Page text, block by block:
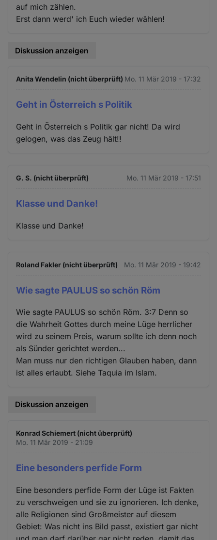
auf mich zählen.
Erst dann werd' ich Euch wieder wählen!
Diskussion anzeigen
Anita Wendelin (nicht überprüft) Mo. 11 Mär 2019 - 17:32
Geht in Österreich s Politik
Geht in Österreich s Politik gar nicht! Da wird
gelogen, was das Zeug hält!!
G. S. (nicht überprüft) Mo. 11 Mär 2019 - 17:51
Klasse und Danke!
Klasse und Danke!
Roland Fakler (nicht überprüft) Mo. 11 Mär 2019 - 19:42
Wie sagte PAULUS so schön Röm
Wie sagte PAULUS so schön Röm. 3:7 Denn so
die Wahrheit Gottes durch meine Lüge herrlicher
wird zu seinem Preis, warum sollte ich denn noch
als Sünder gerichtet werden...
Man muss nur den richtigen Glauben haben, dann
ist alles erlaubt. Siehe Taquia im Islam.
Diskussion anzeigen
Konrad Schiemert (nicht überprüft)
Mo. 11 Mär 2019 - 21:09
Eine besonders perfide Form
Eine besonders perfide Form der Lüge ist Fakten
zu verschweigen und sie zu ignorieren. Ich denke,
alle Religionen sind Großmeister auf diesem
Gebiet: Was nicht ins Bild passt, existiert gar nicht